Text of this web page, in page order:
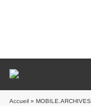
Accueil » MOBILE.ARCHIVES